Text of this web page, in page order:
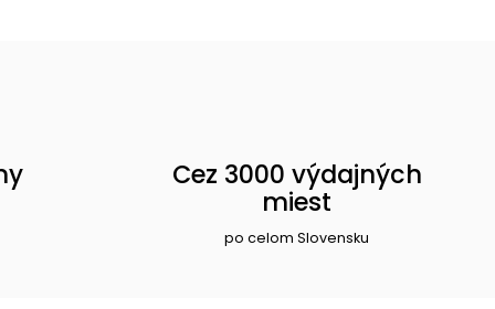
Cez 3000 výdajných
miest
po celom Slovensku